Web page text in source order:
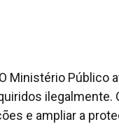
Ministério Público
ilegalmente.
e ampliar a